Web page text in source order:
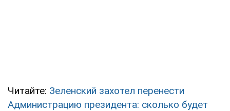
Читайте: Зеленский захотел перенести
Администрацию президента: сколько будет